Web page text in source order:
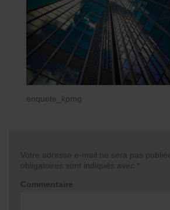
enquete_kpmg
Votre adresse e-mail ne sera pas
obligatoires sont indiqués avec *
Commentaire